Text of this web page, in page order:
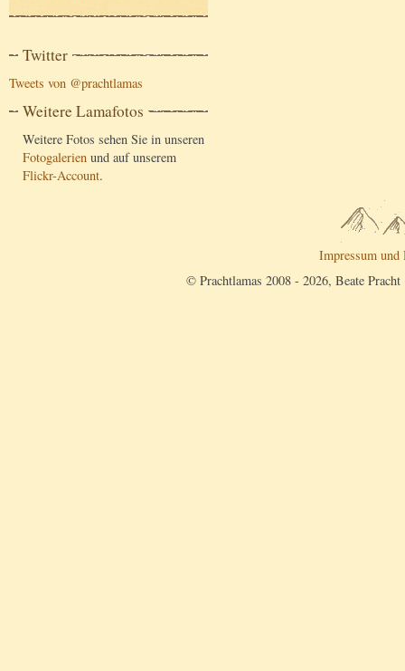
Twitter
Tweets von @prachtlamas
Weitere Lamafotos
Weitere Fotos sehen Sie in unseren
Fotogalerien und auf unserem
Flickr-Account.
Impressum und
© Prachtlamas 2008 - 2026, Beate Pracht